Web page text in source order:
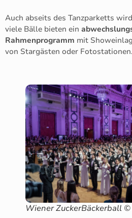
Auch abseits des Tanzparketts
viele Bälle bieten ein
Rahmenprogramm mit
von Stargästen oder Fotostationen.
Wiener ZuckerBäckerball